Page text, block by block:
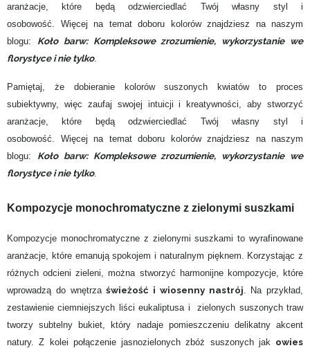
aranżacje, które będą odzwierciedlać Twój własny styl i
osobowość. Więcej na temat doboru kolorów znajdziesz na naszym
blogu: Koło barw: Kompleksowe zrozumienie, wykorzystanie we
florystyce i nie tylko.
Pamiętaj, że dobieranie kolorów suszonych kwiatów to proces
subiektywny, więc zaufaj swojej intuicji i kreatywności, aby stworzyć
aranżacje, które będą odzwierciedlać Twój własny styl i
osobowość. Więcej na temat doboru kolorów znajdziesz na naszym
blogu: Koło barw: Kompleksowe zrozumienie, wykorzystanie we
florystyce i nie tylko.
Kompozycje monochromatyczne z zielonymi suszkami
Kompozycje monochromatyczne z zielonymi suszkami to wyrafinowane
aranżacje, które emanują spokojem i naturalnym pięknem. Korzystając z
różnych odcieni zieleni, można stworzyć harmonijne kompozycje, które
wprowadzą do wnętrzaświeżość i wiosenny nastrój . Na przykład,
zestawienie ciemniejszych liści eukaliptusa i zielonych suszonych traw
tworzy subtelny bukiet, który nadaje pomieszczeniu delikatny akcent
natury. Z kolei połączenie jasnozielonych zbóż suszonych jak owies